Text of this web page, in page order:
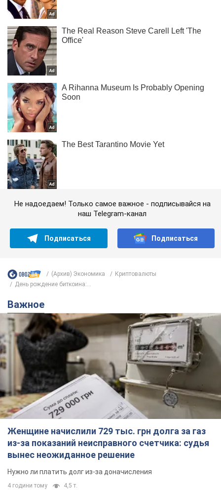
Не надоедаем! Только самое важное - подписывайся на
наш Telegram-канал
Подписаться Подписаться
(Архив) Экономика
Криптовалюты
День рождение биткоина:...
Важное
Женщине начислили 729 тыс. грн долга за газ
из-за показаний неисправного счетчика: судья
вынес неожиданное решение
Нужно ли платить долг из-за доначисления
4 години тому 4,5 т.